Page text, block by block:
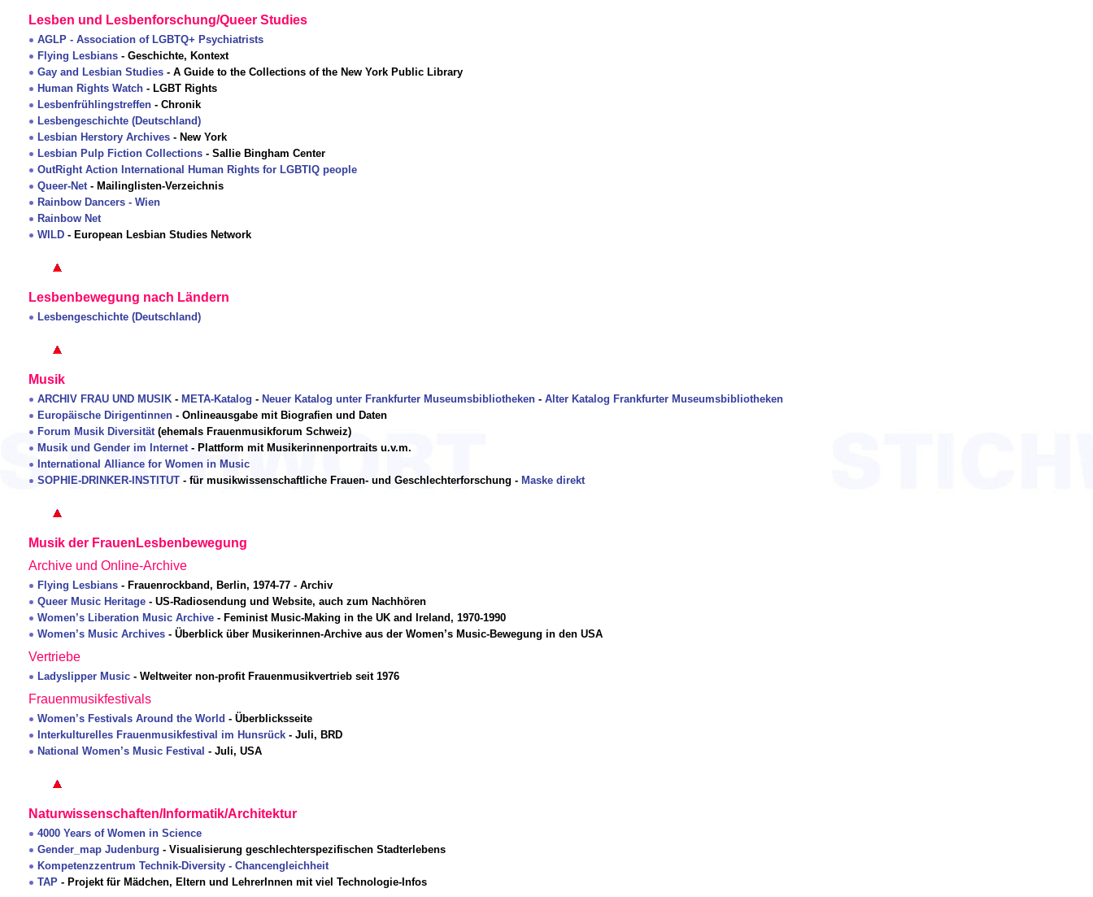
Lesben und Lesbenforschung/Queer Studies
AGLP - Association of LGBTQ+ Psychiatrists
Flying Lesbians - Geschichte, Kontext
Gay and Lesbian Studies - A Guide to the Collections of the New York Public Library
Human Rights Watch - LGBT Rights
Lesbenfrühlingstreffen - Chronik
Lesbengeschichte (Deutschland)
Lesbian Herstory Archives - New York
Lesbian Pulp Fiction Collections - Sallie Bingham Center
OutRight Action International Human Rights for LGBTIQ people
Queer-Net- Mailinglisten-Verzeichnis
Rainbow Dancers - Wien
Rainbow Net
WILD - European Lesbian Studies Network
Lesbenbewegung nach Ländern
Lesbengeschichte (Deutschland)
Musik
ARCHIV FRAU UND MUSIK - META-Katalog - Neuer Katalog unter Frankfurter Museumsbibliotheken - Alter Katalog Frankfurter Museumsbibliotheken
Europäische Dirigentinnen - Onlineausgabe mit Biografien und Daten
Forum Musik Diversität(ehemals Frauenmusikforum Schweiz)
Musik und Gender im Internet- Plattform mit Musikerinnenportraits u.v.m.
International Alliance for Women in Music
SOPHIE-DRINKER-INSTITUT - für musikwissenschaftliche Frauen- und Geschlechterforschung - Maske direkt
Musik der FrauenLesbenbewegung
Archive und Online-Archive
Flying Lesbians - Frauenrockband, Berlin, 1974-77 - Archiv
Queer Music Heritage - US-Radiosendung und Website, auch zum Nachhören
Women’s Liberation Music Archive - Feminist Music-Making in the UK and Ireland, 1970-1990
Women’s Music Archives - Überblick über Musikerinnen-Archive aus der Women’s Music-Bewegung in den USA
Vertriebe
Ladyslipper Music - Weltweiter non-profit Frauenmusikvertrieb seit 1976
Frauenmusikfestivals
Women’s Festivals Around the World - Überblicksseite
Interkulturelles Frauenmusikfestival im Hunsrück - Juli, BRD
National Women’s Music Festival - Juli, USA
Naturwissenschaften/Informatik/Architektur
4000 Years of Women in Science
Gender_map Judenburg - Visualisierung geschlechterspezifischen Stadterlebens
Kompetenzzentrum Technik-Diversity - Chancengleichheit
TAP - Projekt für Mädchen, Eltern und LehrerInnen mit viel Technologie-Infos